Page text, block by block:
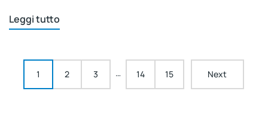
Leggi tutto
1 2 3 … 14 15 Next